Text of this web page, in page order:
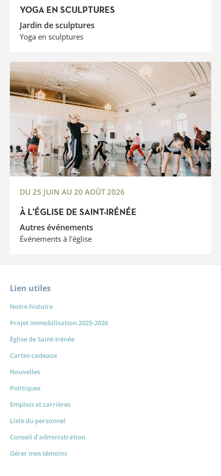
YOGA EN SCULPTURES
Jardin de sculptures
Yoga en sculptures
À L'ÉGLISE DE SAINT-IRÉNÉE
Autres événements
Événements à l'église
DU 25 JUIN AU 20 AOÛT 2026
Lien utiles
Notre histoire
Projet immobilisation 2025-2026
Église de Saint-Irénée
Cartes-cadeaux
Nouvelles
Politiques
Emplois et carrières
Liste du personnel
Conseil d'administration
Gérer mes témoins